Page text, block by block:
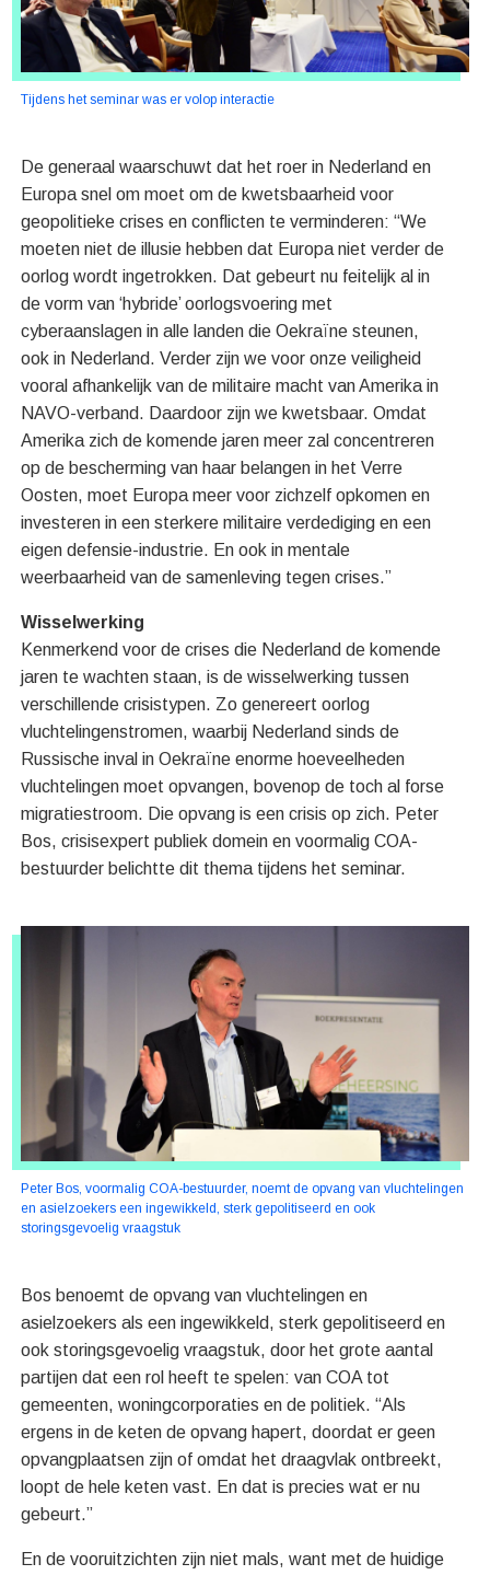
Tijdens het seminar was er volop interactie
De generaal waarschuwt dat het roer in Nederland en
Europa snel om moet om de kwetsbaarheid voor
geopolitieke crises en conflicten te verminderen: “We
moeten niet de illusie hebben dat Europa niet verder de
oorlog wordt ingetrokken. Dat gebeurt nu feitelijk al in
de vorm van ‘hybride’ oorlogsvoering met
cyberaanslagen in alle landen die Oekraïne steunen,
ook in Nederland. Verder zijn we voor onze veiligheid
vooral afhankelijk van de militaire macht van Amerika in
NAVO-verband. Daardoor zijn we kwetsbaar. Omdat
Amerika zich de komende jaren meer zal concentreren
op de bescherming van haar belangen in het Verre
Oosten, moet Europa meer voor zichzelf opkomen en
investeren in een sterkere militaire verdediging en een
eigen defensie-industrie. En ook in mentale
weerbaarheid van de samenleving tegen crises.”
Wisselwerking
Kenmerkend voor de crises die Nederland de komende
jaren te wachten staan, is de wisselwerking tussen
verschillende crisistypen. Zo genereert oorlog
vluchtelingenstromen, waarbij Nederland sinds de
Russische inval in Oekraïne enorme hoeveelheden
vluchtelingen moet opvangen, bovenop de toch al forse
migratiestroom. Die opvang is een crisis op zich. Peter
Bos, crisisexpert publiek domein en voormalig COA-
bestuurder belichtte dit thema tijdens het seminar.
Peter Bos, voormalig COA-bestuurder, noemt de opvang van vluchtelingen
en asielzoekers een ingewikkeld, sterk gepolitiseerd en ook
storingsgevoelig vraagstuk
Bos benoemt de opvang van vluchtelingen en
asielzoekers als een ingewikkeld, sterk gepolitiseerd en
ook storingsgevoelig vraagstuk, door het grote aantal
partijen dat een rol heeft te spelen: van COA tot
gemeenten, woningcorporaties en de politiek. “Als
ergens in de keten de opvang hapert, doordat er geen
opvangplaatsen zijn of omdat het draagvlak ontbreekt,
loopt de hele keten vast. En dat is precies wat er nu
gebeurt.”
En de vooruitzichten zijn niet mals, want met de huidige